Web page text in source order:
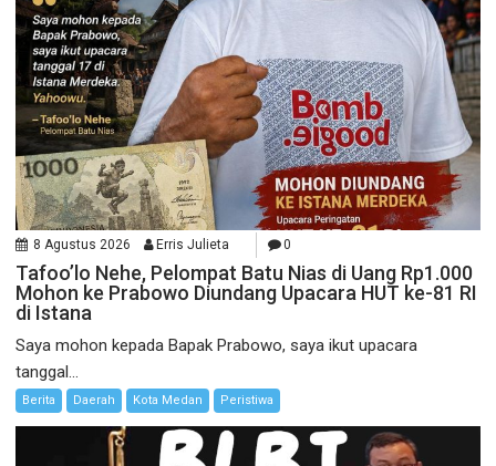
8 Agustus 2026 Erris Julieta 0
Tafoo’lo Nehe, Pelompat Batu Nias di Uang Rp1.000
Mohon ke Prabowo Diundang Upacara HUT ke-81 RI
di Istana
Saya mohon kepada Bapak Prabowo, saya ikut upacara
tanggal...
Berita Daerah Kota Medan Peristiwa